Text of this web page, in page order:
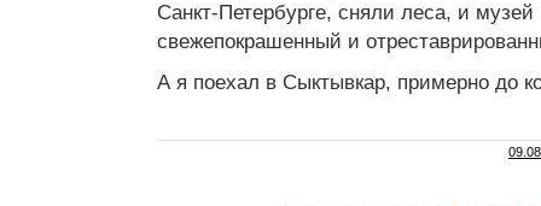
Санкт-Петербурге, сняли леса, и музей
свежепокрашенный и
А я поехал в Сыктывкар, примерно до